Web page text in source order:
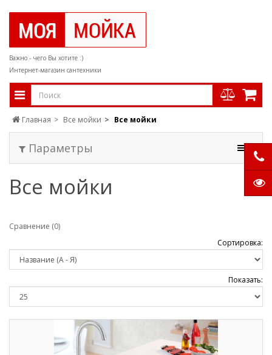
Важно - чего Вы хотите :)
Интернет-магазин сантехники
Главная Все мойки Все мойки
Параметры
Все мойки
Сравнение (0)
Сортировка:
Показать: